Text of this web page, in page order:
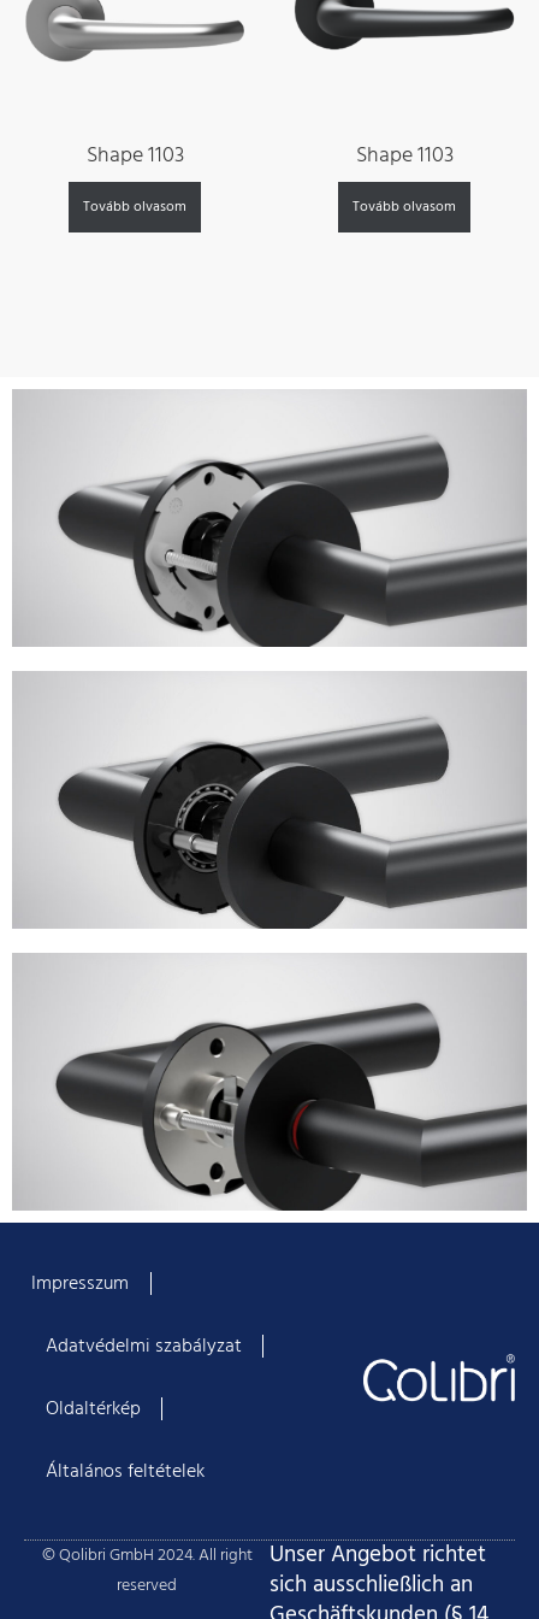
Shape 1103
Tovább olvasom
Shape 1103
Tovább olvasom
Impresszum
Adatvédelmi szabályzat
Oldaltérkép
Általános feltételek
© Qolibri GmbH 2024. All right
reserved
Unser Angebot richtet
sich ausschließlich an